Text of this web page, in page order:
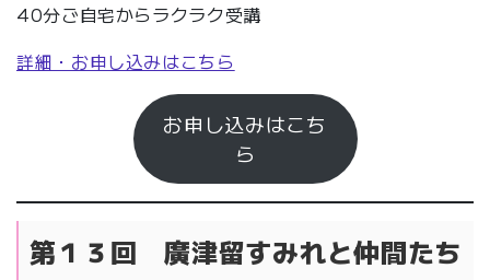
40分ご自宅からラクラク受講
詳細・お申し込みはこちら
お申し込みはこち
ら
第１３回 廣津留すみれと仲間たち